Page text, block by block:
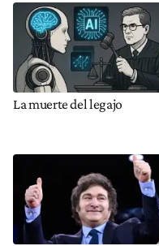
La muerte del legajo